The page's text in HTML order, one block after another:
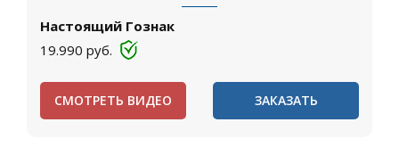
Настоящий Гознак
19.990 руб.
СМОТРЕТЬ ВИДЕО ЗАКАЗАТЬ